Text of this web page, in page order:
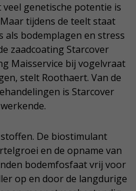
genetische potentie is
tijdens de teelt staat
als bodemplagen en stress
zaadcoating Starcover
Maisservice bij vogelvraat
stelt Roothaert. Van de
is Starcover
De biostimulant
en de opname van
bodemfosfaat vrij voor
op en door de langdurige